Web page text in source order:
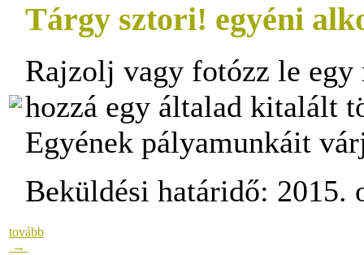
Tárgy sztori! egyéni
Rajzolj vagy fotózz le egy
hozzá egy általad kitalált
Egyének pályamunkáit
Beküldési határidő: 2015.
tovább
→